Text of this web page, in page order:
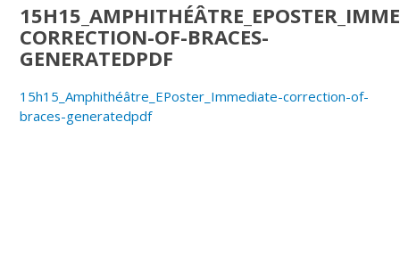
CORRECTION-OF-BRACES-
GENERATEDPDF
15h15_Amphithéâtre_EPoster_Immediate-correction-of-
braces-generatedpdf